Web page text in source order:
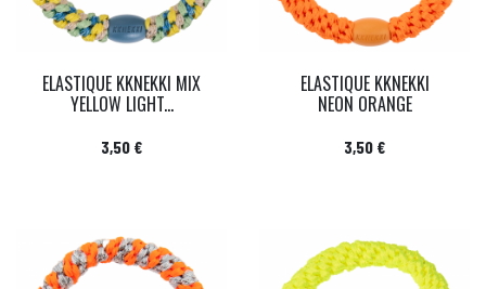
ELASTIQUE KKNEKKI MIX
YELLOW LIGHT...
Prix
3,50 €
ELASTIQUE KKNEKKI
NEON ORANGE
Prix
3,50 €